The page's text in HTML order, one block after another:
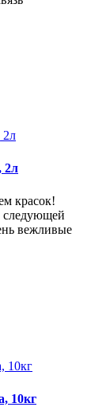
2л
красок!
следующей
вежливые
10кг